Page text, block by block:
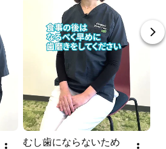
むし歯にならないため